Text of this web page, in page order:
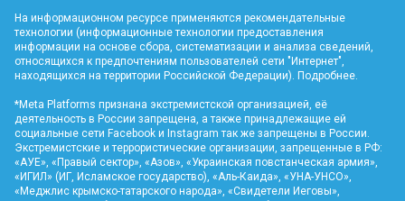
На информационном ресурсе применяются рекомендательные
технологии (информационные технологии предоставления
информации на основе сбора, систематизации и анализа сведений,
относящихся к предпочтениям пользователей сети "Интернет",
находящихся на территории Российской Федерации). Подробнее
*Meta Platforms признана экстремистской организацией, её
деятельность в России запрещена, а также принадлежащие ей
социальные сети Facebook и Instagram так же запрещены в России.
Экстремистские и террористические организации, запрещенные в РФ:
«АУЕ», «Правый сектор», «Азов», «Украинская повстанческая армия»,
«ИГИЛ» (ИГ, Исламское государство), «Аль-Каида», «УНА-УНСО»,
«Меджлис крымско-татарского народа», «Свидетели Иеговы»,